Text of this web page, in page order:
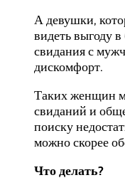
А девушки,
видеть выгоду
свидания с
дискомфорт.
Таких женщин
свиданий и
поиску
можно скорее
Что делать?